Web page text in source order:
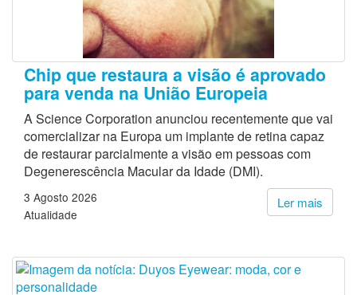
Chip que restaura a visão é aprovado
para venda na União Europeia
A Science Corporation anunciou recentemente que vai
comercializar na Europa um implante de retina capaz
de restaurar parcialmente a visão em pessoas com
Degenerescência Macular da Idade (DMI).
Ler mais
3 Agosto 2026
Atualidade